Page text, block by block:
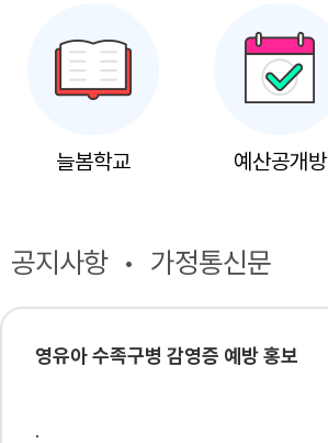
늘봄학교 예산공개방
공지사항 가정통신문
영유아 수족구병 감영증 예방 홍보
.